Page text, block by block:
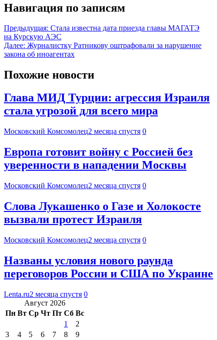
Навигация по записям
Предыдущая: Стала известна дата приезда главы МАГАТЭ
на Курскую АЭС
Далее: Журналистку Ратникову оштрафовали за нарушение
закона об иноагентах
Похожие новости
Глава МИД Турции: агрессия Израиля
стала угрозой для всего мира
Московский Комсомолец2 месяца спустя 0
Европа готовит войну с Россией без
уверенности в нападении Москвы
Московский Комсомолец2 месяца спустя 0
Слова Лукашенко о Газе и Холокосте
вызвали протест Израиля
Московский Комсомолец2 месяца спустя 0
Названы условия нового раунда
переговоров России и США по Украине
Lenta.ru2 месяца спустя 0
Август 2026
Пн Вт Ср Чт Пт Сб Вс
1
2
3
4 5 6 7 8
9